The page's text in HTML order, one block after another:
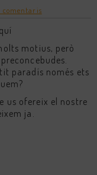
comentaris
motius, però
paradís només ets
us ofereix el nostre
ja.